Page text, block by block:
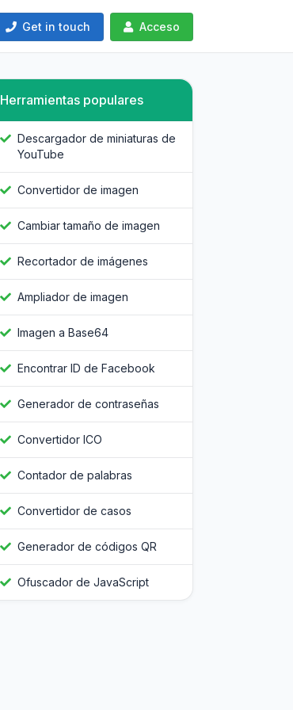
Get in touch Acceso
Herramientas populares
Descargador de miniaturas de
YouTube
Convertidor de imagen
Cambiar tamaño de imagen
Recortador de imágenes
Ampliador de imagen
Imagen a Base64
Encontrar ID de Facebook
Generador de contraseñas
Convertidor ICO
Contador de palabras
Convertidor de casos
Generador de códigos QR
Ofuscador de JavaScript